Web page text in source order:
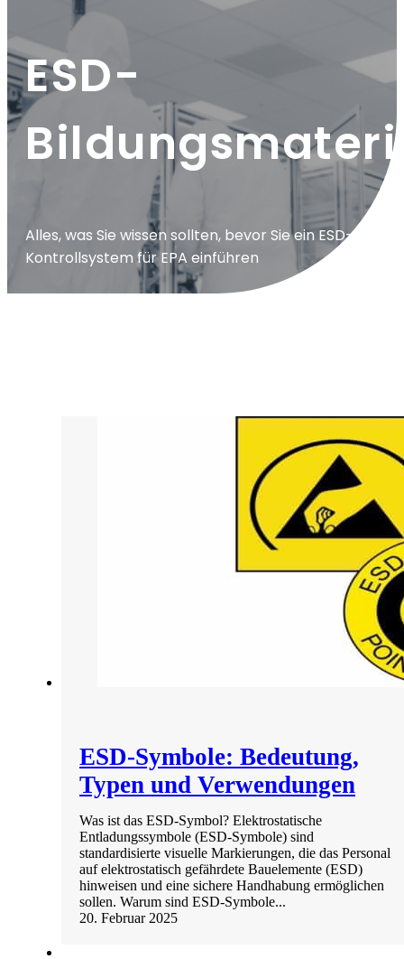
ESD-
Alles, was Sie wissen sollten, bevor Sie ein ESD-
Kontrollsystem für EPA einführen
ESD-Symbole: Bedeutung,
Typen und Verwendungen
Was ist das ESD-Symbol? Elektrostatische
Entladungssymbole (ESD-Symbole) sind
standardisierte visuelle Markierungen, die das Personal
auf elektrostatisch gefährdete Bauelemente (ESD)
hinweisen und eine sichere Handhabung ermöglichen
sollen. Warum sind ESD-Symbole...
20. Februar 2025